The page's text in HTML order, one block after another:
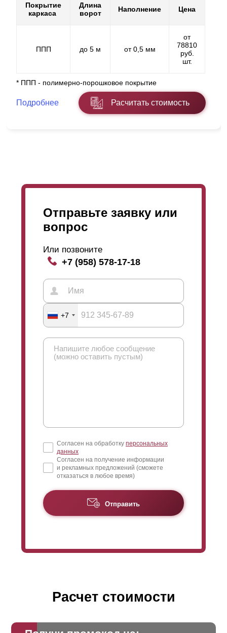
Покрытие
каркаса
Длина
ворот
Наполнение Цена
ППП до 5 м от 0,5 мм
от
78810
руб.
шт.
* ППП - полимерно-порошковое покрытие
Подробнее Расчитать стоимость
Отправьте заявку или
вопрос
Или позвоните
+7 (958) 578-17-18
+7
Согласен на обработку персональных
данных
Согласен на получение информации
и рекламных предложений (сможете
отказаться в любое время)
Отправить
Расчет стоимости